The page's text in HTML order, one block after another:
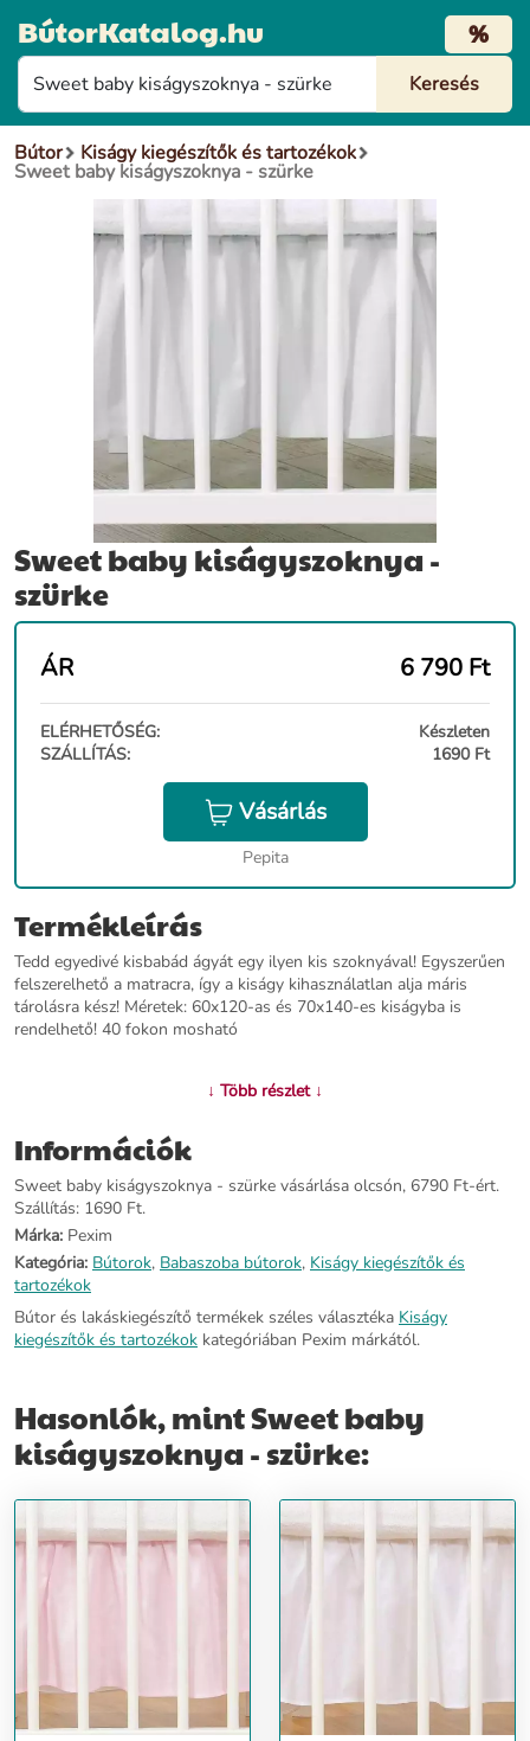
BútorKatalog.hu %
Bútor Kiságy kiegészítők és tartozékok
Sweet baby kiságyszoknya - szürke
Sweet baby kiságyszoknya -
szürke
ÁR 6 790 Ft
ELÉRHETŐSÉG:
Készleten
SZÁLLÍTÁS:
1690 Ft
Vásárlás
Pepita
Termékleírás
Tedd egyedivé kisbabád ágyát egy ilyen kis szoknyával! Egyszerűen
felszerelhető a matracra, így a kiságy kihasználatlan alja máris
tárolásra kész! Méretek: 60x120-as és 70x140-es kiságyba is
rendelhető! 40 fokon mosható
↓ Több részlet ↓
Információk
Sweet baby kiságyszoknya - szürke vásárlása olcsón, 6790 Ft-ért.
Szállítás: 1690 Ft.
Márka: Pexim
Kategória: Bútorok, Babaszoba bútorok, Kiságy kiegészítők és
tartozékok
Bútor és lakáskiegészítő termékek széles választéka Kiságy
kiegészítők és tartozékok kategóriában Pexim márkától.
Hasonlók, mint Sweet baby
kiságyszoknya - szürke: